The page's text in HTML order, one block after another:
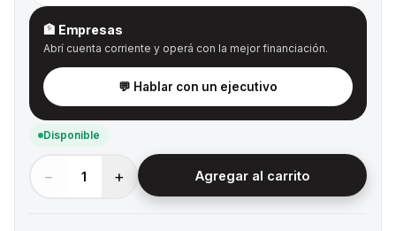
🏦 Empresas
Abrí cuenta corriente y operá con la mejor financiación.
💬 Hablar con un ejecutivo
Disponible
− 1 + Agregar al carrito